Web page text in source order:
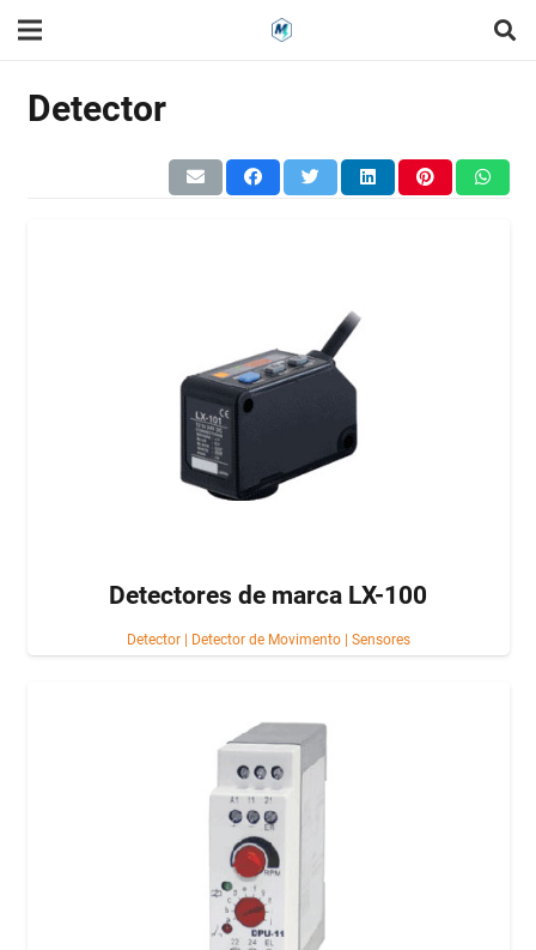
Detector
Detectores de marca LX-100
Detector| Detector de Movimento| Sensores